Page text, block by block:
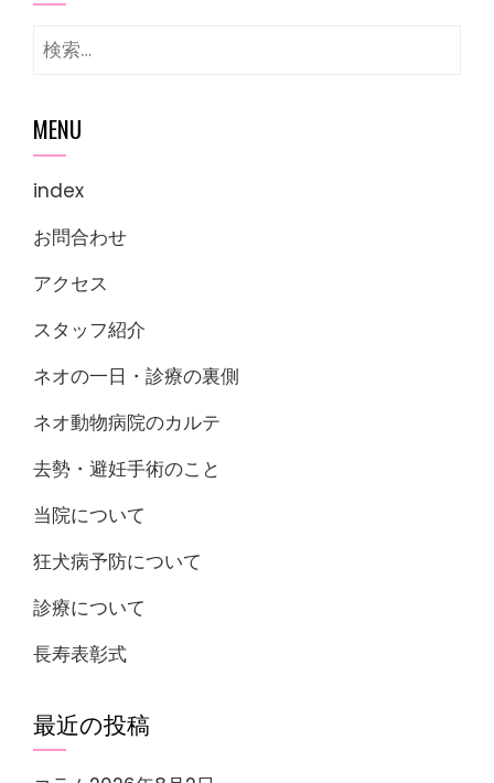
検
MENU
index
お問合わせ
アクセス
スタッフ紹介
ネオの一日・診療の裏側
ネオ動物病院のカルテ
去勢・避妊手術のこと
当院について
狂犬病予防について
診療について
長寿表彰式
最近の投稿